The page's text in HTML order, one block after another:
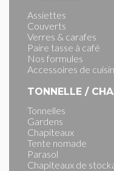
Assiettes
Couverts
Verres & carafes
Paire tasse à café
Nos formules
Accessoires de
TONNELLE /
Tonnelles
Gardens
Chapiteaux
Tente nomade
Parasol
Chapiteaux de